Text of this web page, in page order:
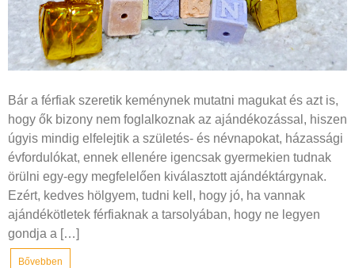
Bár a férfiak szeretik keménynek mutatni magukat és azt is,
hogy ők bizony nem foglalkoznak az ajándékozással, hiszen
úgyis mindig elfelejtik a születés- és névnapokat, házassági
évfordulókat, ennek ellenére igencsak gyermekien tudnak
örülni egy-egy megfelelően kiválasztott ajándéktárgynak.
Ezért, kedves hölgyem, tudni kell, hogy jó, ha vannak
ajándékötletek férfiaknak a tarsolyában, hogy ne legyen
gondja a […]
Bővebben